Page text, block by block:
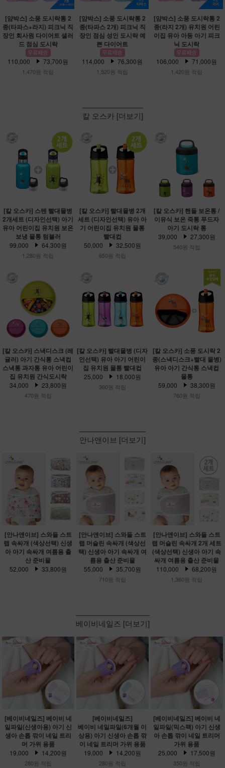
[얌박스] 소풍 도시락통 2
종(타파스+라지) 피크닉 직
장인 회사원 다이어트 샐러
드 점심 도시락
110,000 73,700원
1,470원 적립
[얌박스] 소풍 도시락통 2
종(타파스 2개) 피크닉 직
장인 점심 성인 도시락 예
쁜 다이어트
114,000 76,300원
1,520원 적립
[얌박스] 소풍 도시락통 2
종(라지 2개) 유치원 어린
이집 유아 아동 아기 피크
닉 도시락
106,000 71,000원
1,420원 적립
칼 오스카 [더보기]
[칼 오스카] 스텐 빨대물병
2개세트 (디자인선택) 아기
유아 어린이집 유치원 보온
보냉 물통 텀블러
99,000 64,300원
1,280원 적립
[칼 오스카] 빨대물병 2개
세트 (디자인선택) 유아 아
기 어린이집 유치원 물통
빨대컵
50,000 32,500원
650원 적립
[칼 오스카] 핸들 보온통 /
이유식 보온 죽통 푸드자
아기 도시락 통
39,000 27,300원
540원 적립
[칼 오스카] 스낵디스크 (레
귤러) 아기 간식통 스낵컵
스낵통 과자통 유아 어린이
집 유치원 간식도시락
34,000 23,800원
470원 적립
[칼 오스카] 빨대물병 (디자
인선택) 유아 아기 어린이
집 유치원 물통 빨대컵
25,000 18,000원
360원 적립
[칼 오스카] 소풍 도시락 2
종(스낵디스크+빨대 물병)
유아 아기 간식통 스낵컵
물통
59,000 38,300원
760원 적립
안나앤이브 [더보기]
[안나앤이브] 스와들 스트
랩 속싸개 (색상선택) 신생
아 아기 속싸개 여름용 출
산 준비물
52,000 33,800원
[안나앤이브] 스와들 스트
랩 머슬린 속싸개 (색상선
택) 신생아 아기 속싸개 여
름용 출산 준비물
55,000 35,700원
710원 적립
[안나앤이브] 스와들 스트
랩 머슬린 속싸개 2개 세트
(색상선택) 신생아 아기 속
싸개 여름용 출산 준비물
110,000 68,200원
1,360원 적립
베이비네일즈 [더보기]
[베이비네일즈] 베이비 네
일파일(신생아용) 아기 신
생아 손톱 깎이 네일 트리
머 가위 용품
19,000 14,200원
280원 적립
[베이비네일즈]
베이비 네일파일(6개월 이
상용) 아기 신생아 손톱 깎
이 네일 트리머 가위 용품
19,000 14,200원
280원 적립
[베이비네일즈] 베이비 네
일파일(믹스팩) 아기 신생
아 손톱 깎이 네일 트리머
가위 용품
25,000 17,500원
350원 적립